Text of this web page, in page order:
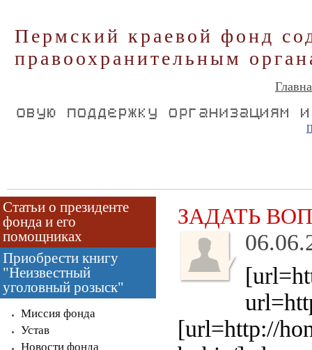
Пермский краевой фонд
правоохранительным
Статьи о президенте
фонда и его
помощниках
Приобрести книгу
"Неизвестный
уголовный розыск"
Миссия фонда
Устав
Новости фонда
ЗАДАТЬ
[url=http://